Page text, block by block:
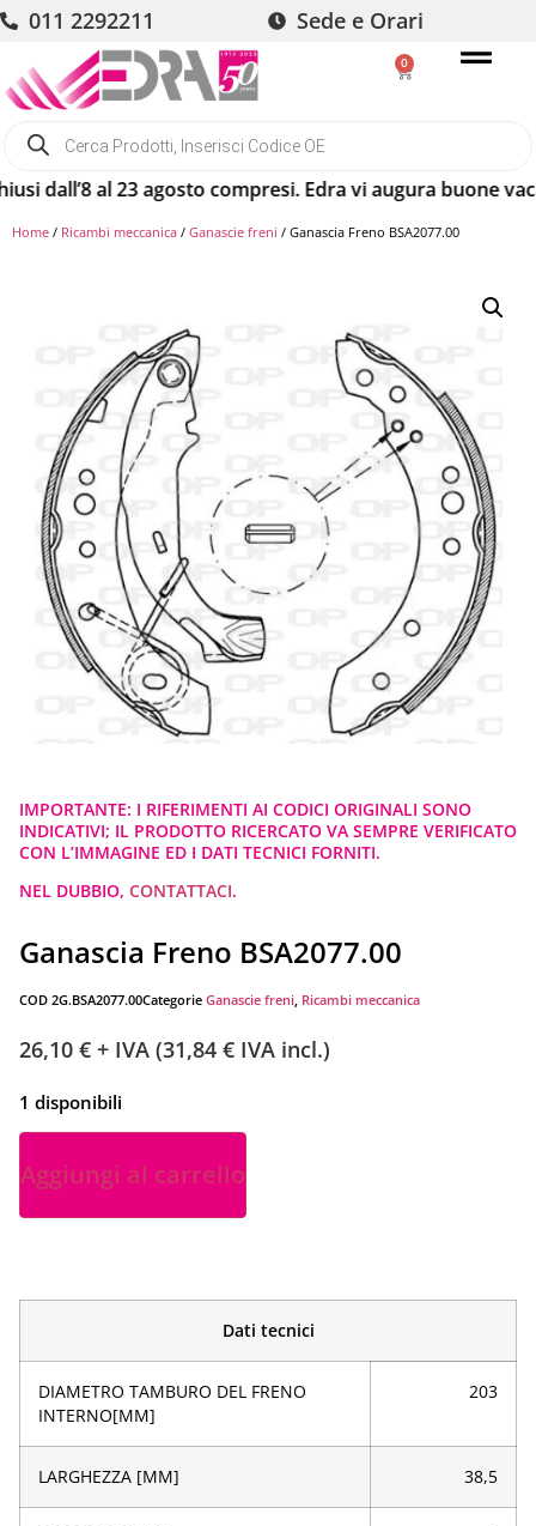
011 2292211 Sede e Orari
0
dall’8 al 23 agosto compresi. Edra vi augura buone
Home / Ricambi meccanica / Ganascie freni / Ganascia Freno BSA2077.00
IMPORTANTE: I RIFERIMENTI AI CODICI ORIGINALI SONO
INDICATIVI; IL PRODOTTO RICERCATO VA SEMPRE VERIFICATO
CON L’IMMAGINE ED I DATI TECNICI FORNITI.
NEL DUBBIO, CONTATTACI.
Ganascia Freno BSA2077.00
COD 2G.BSA2077.00Categorie Ganascie freni, Ricambi meccanica
26,10 € + IVA (31,84 € IVA incl.)
1 disponibili
Aggiungi al carrello
Dati tecnici
DIAMETRO TAMBURO DEL FRENO
INTERNO[MM]
203
LARGHEZZA [MM] 38,5